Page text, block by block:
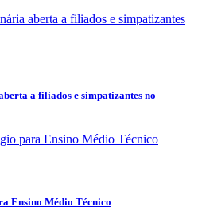
a filiados e simpatizantes no
Ensino Médio Técnico